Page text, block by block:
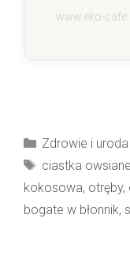
www.eko-
Kategorie
Zdrowie i uroda
Tagi
ciastka owsiane
kokosowa, otręby,
bogate w błonnik,